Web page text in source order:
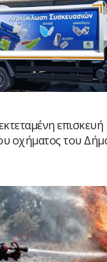
επισκευή
οχήματος του